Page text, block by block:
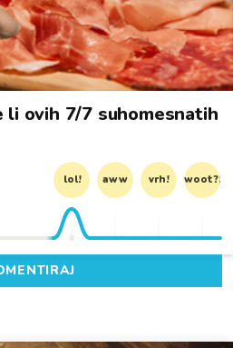
li ovih 7/7 suhomesnatih
lol! aww vrh! woot?!